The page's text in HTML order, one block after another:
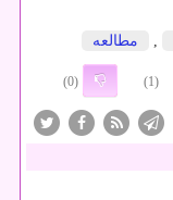
, مطالعه
(1)
(0)